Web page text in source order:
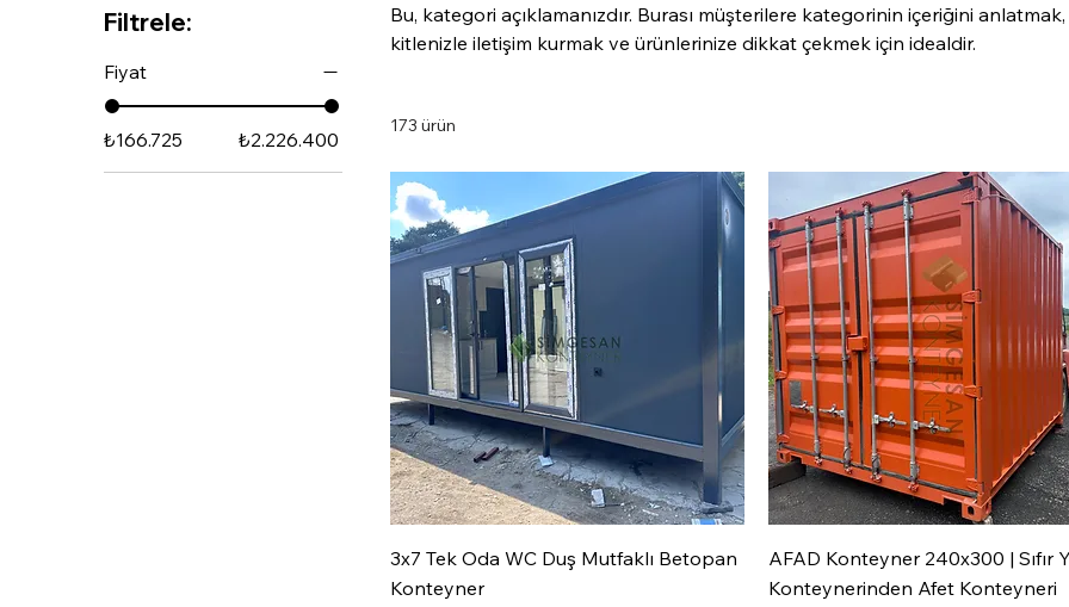
Filtrele:
Fiyat
₺166.725 ₺2.226.400
Bu, kategori açıklamanızdır. Burası müşterilere kategorinin içeriğini
kitlenizle iletişim kurmak ve ürünlerinize dikkat çekmek için idealdir.
173 ürün
3x7 Tek Oda WC Duş Mutfaklı Betopan
Konteyner
AFAD Konteyner 240x300 | Sıfır
Konteynerinden Afet Konteyneri